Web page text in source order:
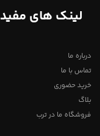
لینک های مفید
درباره ما
تماس با ما
خرید حضوری
بلاگ
فروشگاه ما در ترب